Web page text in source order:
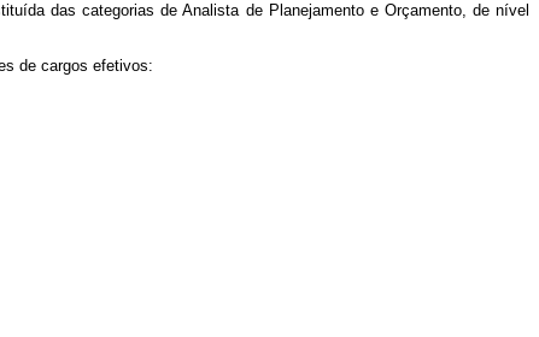
das categorias de Analista de Planejamento e Orçamento, de nível
de cargos efetivos: